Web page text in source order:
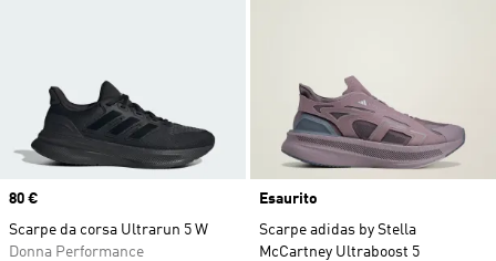
Price
80 €
Scarpe da corsa Ultrarun 5 W
Donna Performance
Esaurito
Scarpe adidas by Stella
McCartney Ultraboost 5